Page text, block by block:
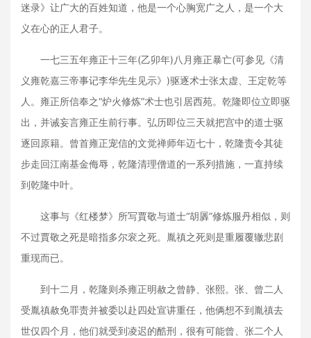
迷录》让广大的百姓知道，他是一个心胸宽广之人，是一个大
义在心的正人君子。
一七三五年雍正十三年(乙卯年)八月雍正暴亡(可参见《清
义雍乾嘉三帝事记李华先生见示》)驱逐术士张太虚、王定乾等
人。雍正所信奉之“炉火修炼”术士也引居西苑。乾隆即位立即驱
出，并诫妄言雍正生前行事。弘历即位三天就把宫中的道士驱
逐回原籍。曾首雍正宠信的文觉禅师年迈七十，乾隆责令其徒
步走回江南基金侮辱，乾隆清理僧道的一系列措施，一直持续
到乾隆中叶。
这事与《红楼梦》所写賈敬与道士“胡羼”修炼服丹相似，则
不过賈敬之死是暗指多尔衮之死。胤禛之死则是重履覆辙悲剧
重现而已。
到十二月，乾隆则杀雍正明赦之曾静、张熙。张、曾二人
受胤禛赦免罪责并被委以赴四处宣讲重任，他俩想不到胤禛去
世仅四个月，他们就受到凌迟的酷刑，很有可能曾、张二个人